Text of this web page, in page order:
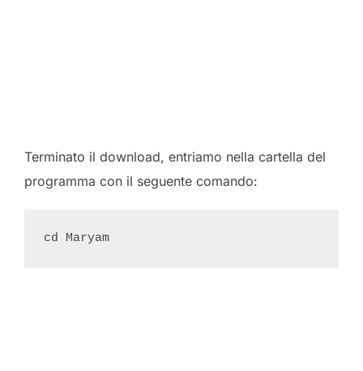
Terminato il download, entriamo nella cartella del
programma con il seguente comando: